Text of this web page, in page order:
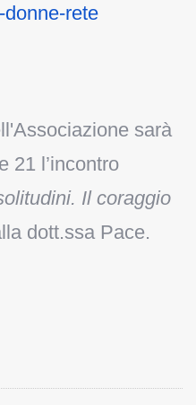
donne-rete
sarà
21 l’incontro
Il coraggio
dott.ssa Pace.